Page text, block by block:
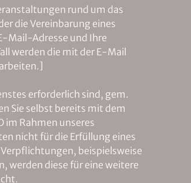
rund um das
die Vereinbarung eines
Mail-Adresse und Ihre
werden die mit der E-Mail
erforderlich sind, gem.
Sie selbst bereits mit dem
im Rahmen unseres
nicht für die Erfüllung eines
beispielsweise
werden diese für eine weitere